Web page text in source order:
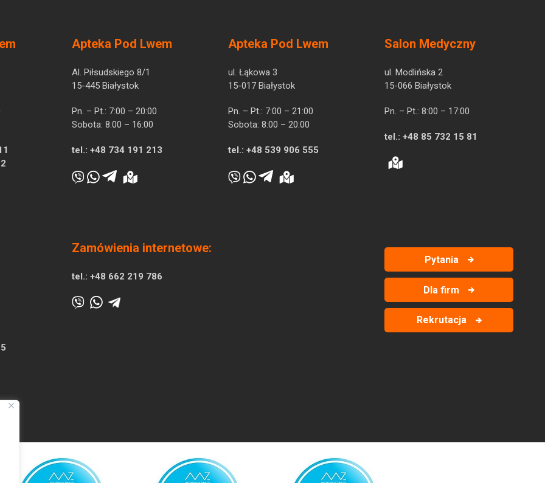
Apteka Pod Lwem
Al. Piłsudskiego 8/1
15-445 Białystok
Pn. – Pt.: 7:00 – 20:00
Sobota: 8:00 – 16:00
tel.: +48 734 191 213
Apteka Pod Lwem
ul. Łąkowa 3
15-017 Białystok
Pn. – Pt.: 7:00 – 21:00
Sobota: 8:00 – 20:00
tel.: +48 539 906 555
Salon Medyczny
ul. Modlińska 2
15-066 Białystok
Pn. – Pt.: 8:00 – 17:00
tel.: +48 85 732 15 81
Zamówienia internetowe:
tel.: +48 662 219 786
Pytania
Dla firm
Rekrutacja